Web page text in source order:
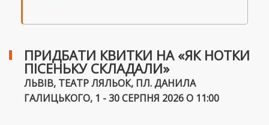
ПРИДБАТИ КВИТКИ НА «ЯК НОТКИ
ПІСЕНЬКУ СКЛАДАЛИ»
ЛЬВІВ, ТЕАТР ЛЯЛЬОК, ПЛ. ДАНИЛА
ГАЛИЦЬКОГО, 1 - 30 СЕРПНЯ 2026 О 11:00